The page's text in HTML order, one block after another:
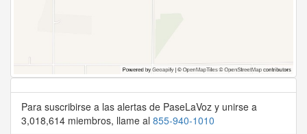
Para suscribirse a las alertas de PaseLaVoz y unirse a
3,018,614 miembros, llame al 855-940-1010